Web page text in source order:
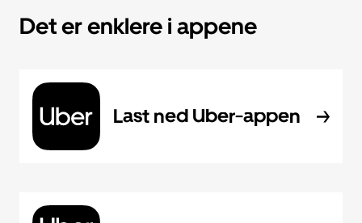
Det er enklere i appene
Last ned Uber-appen